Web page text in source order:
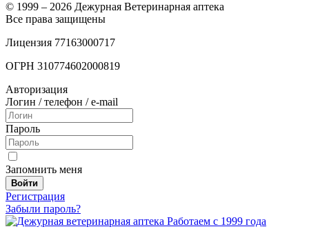
© 1999 – 2026 Дежурная Ветеринарная аптека
Все права защищены
Лицензия 77163000717
ОГРН 310774602000819
Авторизация
Логин / телефон / e-mail
Пароль
Запомнить меня
Войти
Регистрация
Забыли пароль?
Работаем с 1999 года